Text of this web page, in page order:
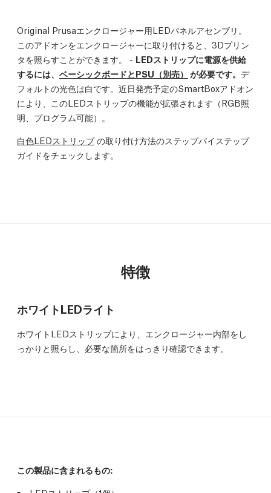
Original Prusaエンクロージャー用LEDパネルアセンブリ。
このアドオンをエンクロージャーに取り付けると、3Dプリン
タを照らすことができます。 - LEDストリップに電源を供給
するには、 ベーシックボードとPSU（別売） が必要です。 デ
フォルトの光色は白です。近日発売予定のSmartBoxアドオン
により、このLEDストリップの機能が拡張されます（RGB照
明、プログラム可能）。
白色LEDストリップの取り付け方法のステップバイステップ
ガイドをチェックします。
特徴
ホワイトLEDライト
ホワイトLEDストリップにより、エンクロージャー内部をし
っかりと照らし、必要な箇所をはっきり確認できます。
この製品に含まれるもの: